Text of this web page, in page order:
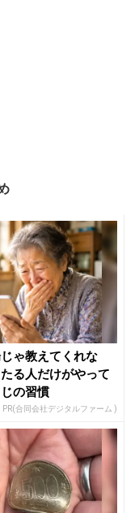
ゃ教えてくれな
る人だけがやって
の習慣
PR(合同会社デジタルファーム )